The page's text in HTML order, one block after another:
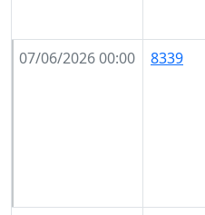
07/06/2026 00:00
8339